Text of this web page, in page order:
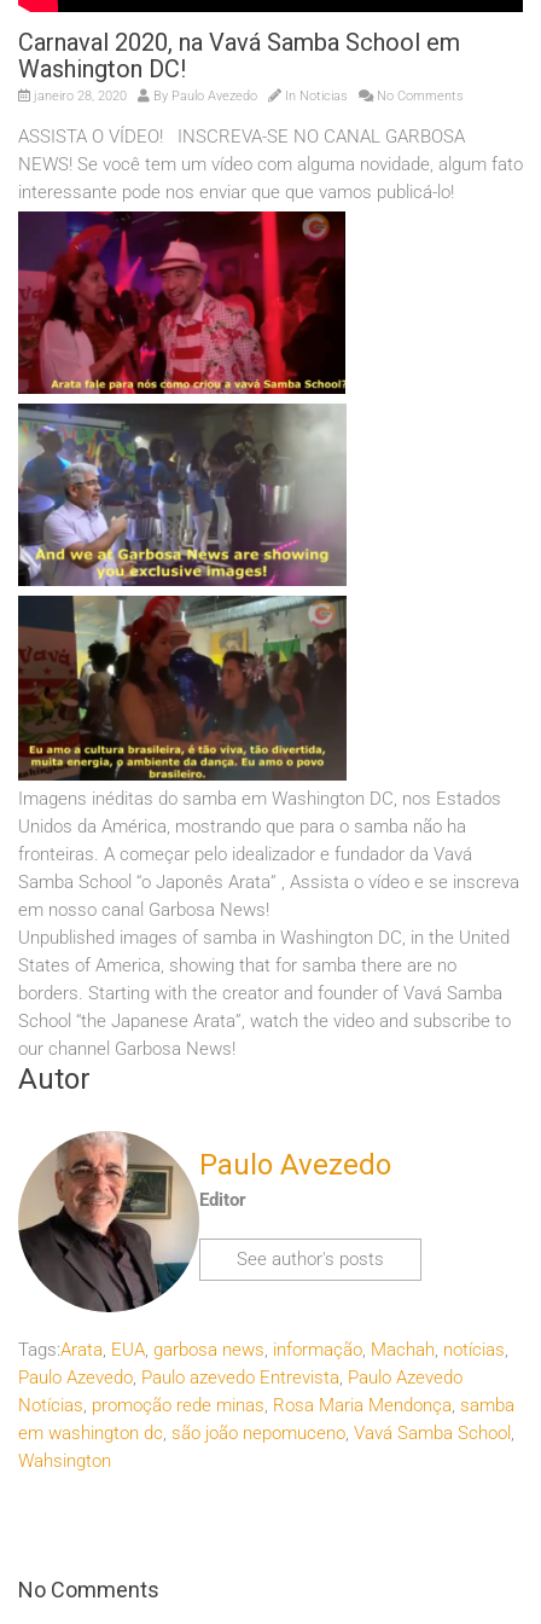
Carnaval 2020, na Vavá Samba School em
Washington DC!
janeiro 28, 2020 By Paulo Avezedo In Noticias No Comments
ASSISTA O VÍDEO! INSCREVA-SE NO CANAL GARBOSA
NEWS! Se você tem um vídeo com alguma novidade, algum fato
interessante pode nos enviar que que vamos publicá-lo!
Imagens inéditas do samba em Washington DC, nos Estados
Unidos da América, mostrando que para o samba não ha
fronteiras. A começar pelo idealizador e fundador da Vavá
Samba School “o Japonês Arata” , Assista o vídeo e se inscreva
em nosso canal Garbosa News!
Unpublished images of samba in Washington DC, in the United
States of America, showing that for samba there are no
borders. Starting with the creator and founder of Vavá Samba
School “the Japanese Arata”, watch the video and subscribe to
our channel Garbosa News!
Autor
Paulo Avezedo
Editor
See author's posts
Tags:Arata, EUA, garbosa news, informação, Machah, notícias,
Paulo Azevedo, Paulo azevedo Entrevista, Paulo Azevedo
Notícias, promoção rede minas, Rosa Maria Mendonça, samba
em washington dc, são joão nepomuceno, Vavá Samba School ,
Wahsington
No Comments